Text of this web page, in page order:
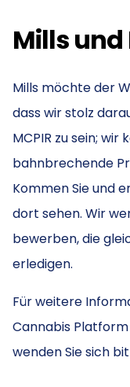
Mills und
Mills möchte der
dass wir stolz
MCPIR zu sein;
bahnbrechende
Kommen Sie und
dort sehen. Wir
bewerben, die
erledigen.
Für weitere
Cannabis
wenden Sie sich